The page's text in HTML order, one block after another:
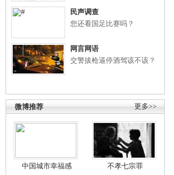
民声调查
您还看国足比赛吗？
网言网语
交警拔枪逼停酒驾该不该？
更多>>
微博推荐
中国城市幸福感
不孝七宗罪